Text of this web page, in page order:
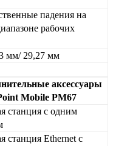
падения на
рабочих
мм/ 29,27 мм
аксессуары
Mobile PM67
станция с одним
станция Ethernet с